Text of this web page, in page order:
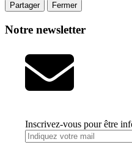
Partager Fermer
Notre newsletter
Inscrivez-vous pour être